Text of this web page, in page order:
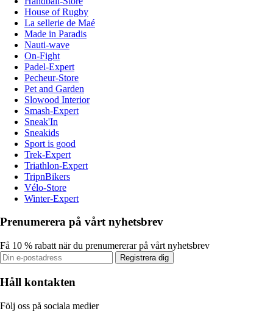
House of Rugby
La sellerie de Maé
Made in Paradis
Nauti-wave
On-Fight
Padel-Expert
Pecheur-Store
Pet and Garden
Slowood Interior
Smash-Expert
Sneak'In
Sneakids
Sport is good
Trek-Expert
Triathlon-Expert
TripnBikers
Vélo-Store
Winter-Expert
Prenumerera på vårt nyhetsbrev
Få 10 % rabatt när du prenumererar på vårt nyhetsbrev
Registrera dig
Håll kontakten
Följ oss på sociala medier